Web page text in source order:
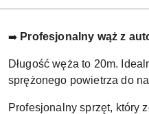
➡️ Profesjonalny wąż z
Długość węża to 20m.
sprężonego powietrza do
Profesjonalny sprzęt, który